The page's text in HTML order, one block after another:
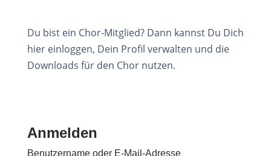
Du bist ein Chor-Mitglied? Dann kannst Du Dich
hier einloggen, Dein Profil verwalten und die
Downloads für den Chor nutzen.
Anmelden
Benutzername oder E-Mail-Adresse